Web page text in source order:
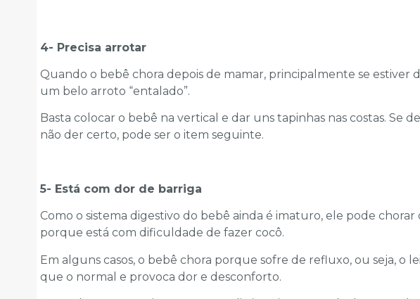
4- Precisa arrotar
Quando o bebê chora depois de mamar, principalmente se estiver
um belo arroto “entalado”.
Basta colocar o bebê na vertical e dar uns tapinhas nas costas. Se
não der certo, pode ser o item seguinte.
5- Está com dor de barriga
Como o sistema digestivo do bebê ainda é imaturo, ele pode chorar
porque está com dificuldade de fazer cocô.
Em alguns casos, o bebê chora porque sofre de refluxo, ou seja, o
que o normal e provoca dor e desconforto.